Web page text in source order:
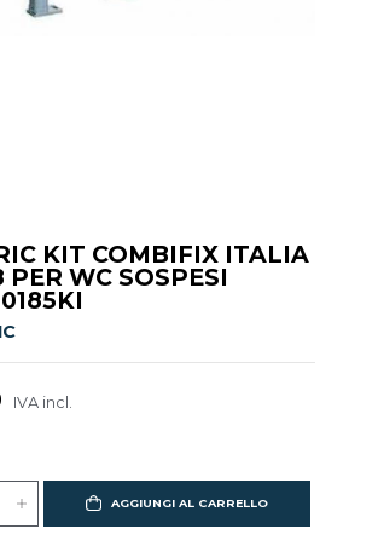
KIT COMBIFIX ITALIA
PER WC SOSPESI
IVA incl.
AGGIUNGI AL CARRELLO